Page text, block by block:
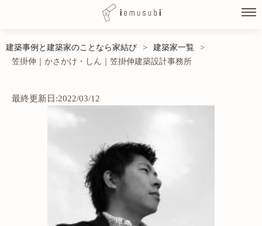
to
content
建築事例と建築家のことなら家結び > 建築家一覧
>
笠掛伸｜かさかけ・しん｜笠掛伸建築設計事務所
最終更新日:2022/03/12